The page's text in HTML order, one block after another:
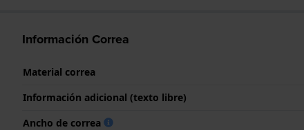
Información Correa
Material correa
Información adicional (texto libre)
Ancho de correa